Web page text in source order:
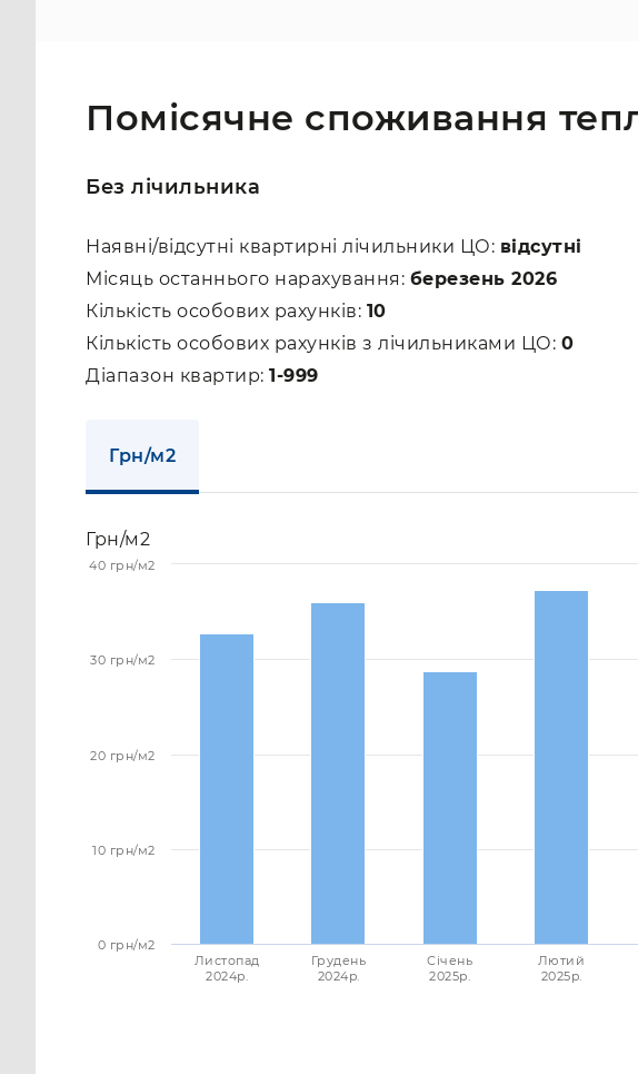
Помісячне споживання
Без лічильника
Наявні/відсутні квартирні лічильники ЦО: відсутні
Місяць останнього нарахування: березень 2026
Кількість особових рахунків: 10
Кількість особових рахунків з лічильниками ЦО: 0
Діапазон квартир: 1-999
Грн/м2
Грн/м2
Листопад
2024p.
Грудень
2024p.
Січень
2025p.
Лютий
2025p.
0 грн/м2
10 грн/м2
20 грн/м2
30 грн/м2
40 грн/м2